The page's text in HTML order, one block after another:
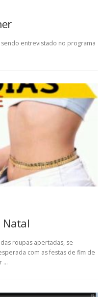
entrevistado no programa
Natal
roupas apertadas, se
com as festas de fim de
…